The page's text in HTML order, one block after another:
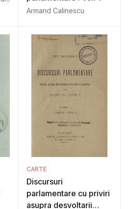
Armand Calinescu
CARTE
Discursuri
parlamentare cu priviri
asupra desvoltarii